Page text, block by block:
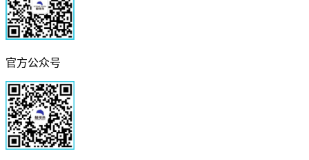
官方公众号